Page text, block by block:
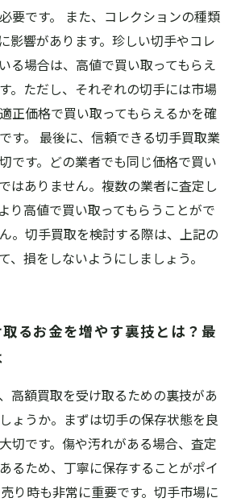
要です。 また、コレクションの種類
影響があります。珍しい切手やコレ
る場合は、高値で買い取ってもらえ
。ただし、それぞれの切手には市場
正価格で買い取ってもらえるかを確
す。 最後に、信頼できる切手買取業
です。どの業者でも同じ価格で買い
はありません。複数の業者に査定し
り高値で買い取ってもらうことがで
。切手買取を検討する際は、上記の
、損をしないようにしましょう。
るお金を増やす裏技とは？最
高額買取を受け取るための裏技があ
ょうか。まずは切手の保存状態を良
切です。傷や汚れがある場合、査定
るため、丁寧に保存することがポイ
り時も非常に重要です。切手市場に